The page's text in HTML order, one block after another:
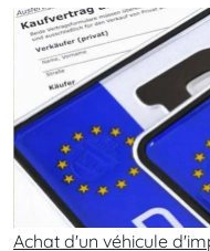
Achat d'un véhicule